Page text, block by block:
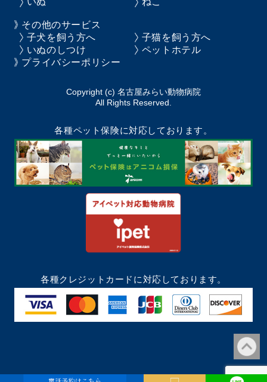
その他のサービス
子犬を飼う方へ
子猫を飼う方へ
いぬのしつけ
ペットホテル
プライバシーポリシー
Copyright (c) 名古屋みらい動物病院
All Rights Reserved.
各種ペット保険に対応しております。
各種クレジットカードに対応しております。